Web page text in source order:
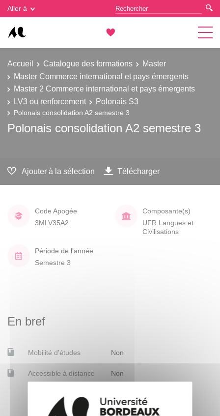
Aller à
Accueil Catalogue des formations
Master
Master Commerce international et pays émergents
Master 2 Commerce international et pays émergents
LV3 ou renforcement
Polonais S3
Polonais consolidation A2 semestre 3
Polonais consolidation A2 semestre 3
Ajouter à la sélection Télécharger
Code Apogée
3MLV35A2
Composante(s)
UFR Langues et
Civilisations
Période de l'année
Semestre 3
En bref
Mobilité d'études Non
Accessible à distance Non
Gestion des cookies